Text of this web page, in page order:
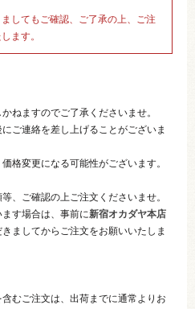
してもご確認、ご了承の上、ご注
ます。
ねますのでご了承くださいませ。
ご連絡を差し上げることがございま
格変更になる可能性がございます。
、ご確認の上ご注文くださいませ。
す場合は、事前に新宿オカダヤ本店
ましてからご注文をお願いいたしま
含むご注文は、出荷までに通常よりお